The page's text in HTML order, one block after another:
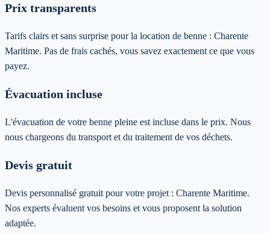
Prix transparents
Tarifs clairs et sans surprise pour la location de benne : Charente
Maritime. Pas de frais cachés, vous savez exactement ce que vous
payez.
Évacuation incluse
L'évacuation de votre benne pleine est incluse dans le prix. Nous
nous chargeons du transport et du traitement de vos déchets.
Devis gratuit
Devis personnalisé gratuit pour votre projet : Charente Maritime.
Nos experts évaluent vos besoins et vous proposent la solution
adaptée.